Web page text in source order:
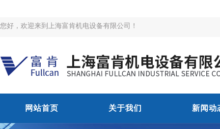
您好，欢迎来到上海富肯机电设备有限公司！
网站首页 关于我们 新闻动